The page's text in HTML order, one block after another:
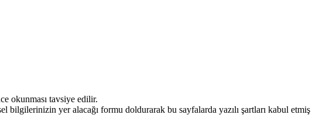
okunması tavsiye edilir.
yer alacağı formu doldurarak bu sayfalarda yazılı şartları kabul etmiş